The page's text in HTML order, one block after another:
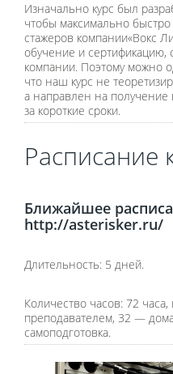
Изначально курс был
чтобы максимально
стажеров компании«Вокс
обучение и сертификацию,
компании. Поэтому можно
что наш курс не
а направлен на получение
за короткие сроки.
Расписание
Ближайшее
http://asterisker.ru/
Длительность: 5 дней.
Количество часов: 72
преподавателем, 32 —
самоподготовка.